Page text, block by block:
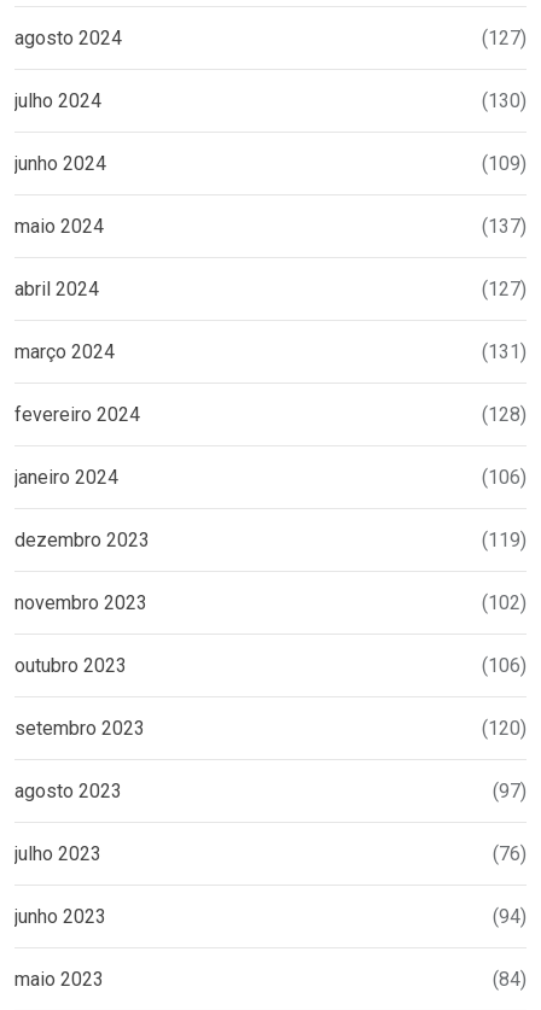
agosto 2024 (127)
julho 2024 (130)
junho 2024 (109)
maio 2024 (137)
abril 2024 (127)
março 2024 (131)
fevereiro 2024 (128)
janeiro 2024 (106)
dezembro 2023 (119)
novembro 2023 (102)
outubro 2023 (106)
setembro 2023 (120)
agosto 2023 (97)
julho 2023 (76)
junho 2023 (94)
maio 2023 (84)